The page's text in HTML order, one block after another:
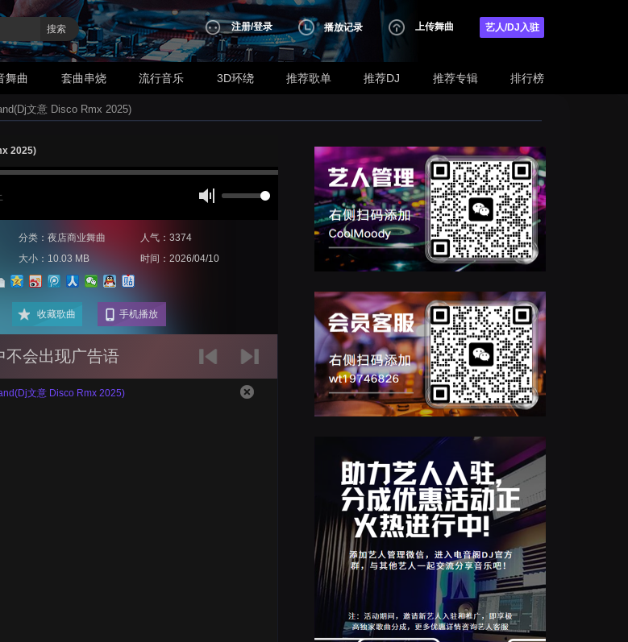
搜索 注册/登录 播放记录 上传舞曲 艺人/DJ入驻
舞曲 套曲串烧 流行音乐 3D环绕 推荐歌单 推荐DJ 推荐专辑 排行榜
文意 Disco Rmx 2025)
2025)
分类：夜店商业舞曲
人气：3374
大小：10.03 MB
时间：2026/04/10
收藏歌曲 手机播放
不会出现广告语
文意 Disco Rmx 2025)